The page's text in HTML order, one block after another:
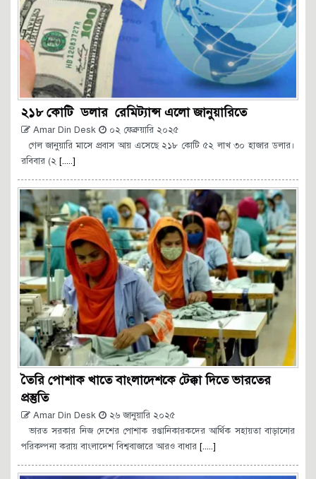
২১৮ কোটি ডলার রেমিট্যান্স এলো জানুয়ারিতে
Amar Din Desk
০২ ফেব্রুয়ারি ২০২৫
গেল জানুয়ারি মাসে প্রবাস আয় এসেছে ২১৮ কোটি ৫২ লাখ ৩০ হাজার ডলার।
রবিবার (২ [.....]
তৈরি পোশাক খাতে বাংলাদেশকে টেক্কা দিতে ভারতের
প্রস্তুতি
Amar Din Desk
২৬ জানুয়ারি ২০২৫
ভারত সরকার নিজ দেশের পোশাক রপ্তানিকারকদের আর্থিক সহায়তা বাড়ানোর
পরিকল্পনা করায় বাংলাদেশ বিশ্ববাজারে আরও বাধার [.....]